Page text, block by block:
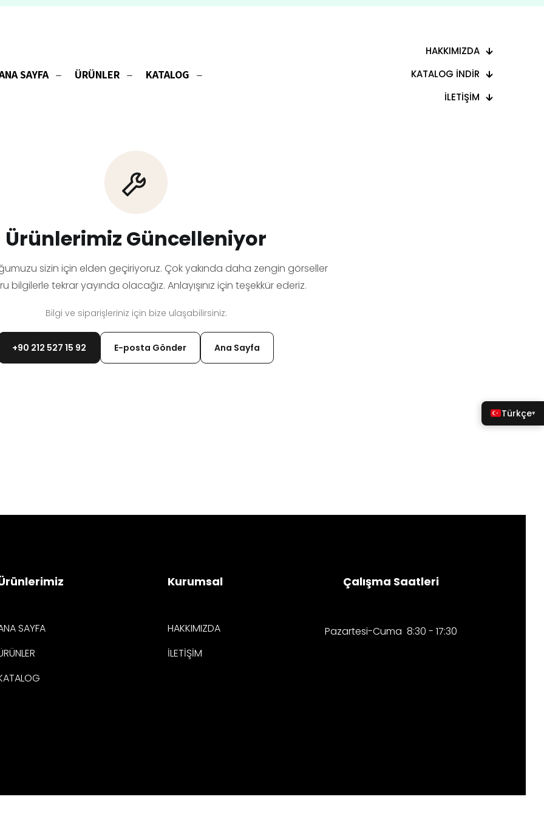
SAYFA ÜRÜNLER KATALOG
HAKKIMIZDA
KATALOG İNDİR
İLETİŞİM
Ürünlerimiz Güncelleniyor
sizin için elden geçiriyoruz. Çok yakında daha zengin görseller
bilgilerle tekrar yayında olacağız. Anlayışınız için teşekkür ederiz.
Bilgi ve siparişleriniz için bize ulaşabilirsiniz:
+90 212 527 15 92 E-posta Gönder Ana Sayfa
SAYFA
Kurumsal
HAKKIMIZDA
İLETİŞİM
Çalışma Saatleri
Pazartesi-Cuma 8:30 - 17:30​​
Türkçe▾